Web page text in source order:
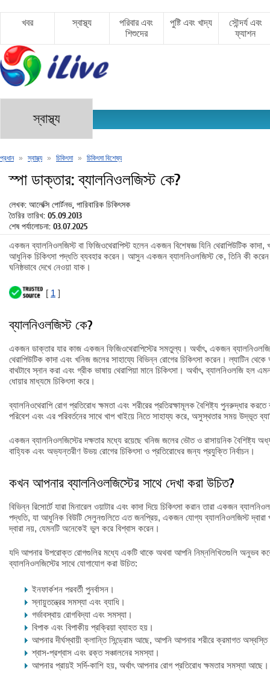
খবর স্বাস্থ্য
পরিবার এবং
শিশুদের
পুষ্টি এবং খাদ্য
সৌন্দর্য এবং
ফ্যাশন
স্বাস্থ্য
প্রধান » স্বাস্থ্য » চিকিৎসা » চিকিৎসা বিশেষ্য
স্পা ডাক্তার: ব্যালনিওলজিস্ট কে?
লেখক: আলেক্সি পোর্টনভ, পারিবারিক চিকিৎসক
তৈরির তারিখ: 05.09.2013
শেষ পর্যালোচনা: 03.07.2025
একজন ব্যালনিওলজিস্ট বা ফিজিওথেরাপিস্ট হলেন একজন বিশেষজ্ঞ যিনি থেরাপিউটিক
আধুনিক চিকিৎসা পদ্ধতি ব্যবহার করেন। আসুন একজন ব্যালনিওলজিস্ট কে, তিনি কী করেন
ঘনিষ্ঠভাবে দেখে নেওয়া যাক।
[ 1 ]
ব্যালনিওলজিস্ট কে?
একজন ডাক্তার যার কাজ একজন ফিজিওথেরাপিস্টের সমতুল্য। অর্থাৎ, একজন
থেরাপিউটিক কাদা এবং খনিজ জলের সাহায্যে বিভিন্ন রোগের চিকিৎসা করেন। ল্যাটিন
বাথটাবে স্নান করা এবং গ্রীক ভাষায় থেরাপিয়া মানে চিকিৎসা। অর্থাৎ, ব্যালনিওলজি হল
ধোয়ার মাধ্যমে চিকিৎসা করে।
ব্যালনিওথেরাপি রোগ প্রতিরোধ ক্ষমতা এবং শরীরের প্রতিরক্ষামূলক বৈশিষ্ট্য পুনরুদ্ধার
পরিবেশ এবং এর পরিবর্তনের সাথে খাপ খাইয়ে নিতে সাহায্য করে, অসুস্থতার সময় উদ্ভূত
একজন ব্যালনিওলজিস্টের দক্ষতার মধ্যে রয়েছে খনিজ জলের ভৌত ও রাসায়নিক বৈশিষ্ট্য
বাহ্যিক এবং অভ্যন্তরীণ উভয় রোগের চিকিৎসা ও প্রতিরোধের জন্য প্রযুক্তি নির্বাচন।
কখন আপনার ব্যালনিওলজিস্টের সাথে দেখা করা উচিত?
বিভিন্ন রিসোর্টে যারা মিনারেল ওয়াটার এবং কাদা দিয়ে চিকিৎসা করান তারা একজন
পদ্ধতি, যা আধুনিক বিউটি সেলুনগুলিতে এত জনপ্রিয়, একজন যোগ্য ব্যালনিওলজিস্ট
দ্বারা নয়, যেমনটি অনেকেই ভুল করে বিশ্বাস করেন।
যদি আপনার উপরোক্ত রোগগুলির মধ্যে একটি থাকে অথবা আপনি নিম্নলিখিতগুলি অনুভব
ব্যালনিওলজিস্টের সাথে যোগাযোগ করা উচিত:
ইনফার্কশন পরবর্তী পুনর্বাসন।
স্নায়ুতন্ত্রের সমস্যা এবং ব্যাধি।
গর্ভাবস্থায় রোগবিদ্যা এবং সমস্যা।
বিপাক এবং বিপাকীয় প্রক্রিয়া ব্যাহত হয়।
আপনার দীর্ঘস্থায়ী ক্লান্তি সিন্ড্রোম আছে, আপনি আপনার শরীরে ক্রমাগত
শ্বাস-প্রশ্বাস এবং রক্ত সঞ্চালনের সমস্যা।
আপনার প্রায়ই সর্দি-কাশি হয়, অর্থাৎ আপনার রোগ প্রতিরোধ ক্ষমতার সমস্যা আছে।